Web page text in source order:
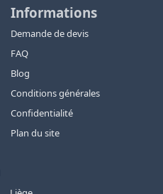
Informations
Demande de devis
FAQ
Blog
Conditions générales
Confidentialité
Plan du site